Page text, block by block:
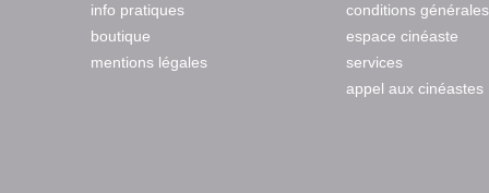
info pratiques
boutique
mentions légales
conditions générales
espace cinéaste
services
appel aux cinéastes